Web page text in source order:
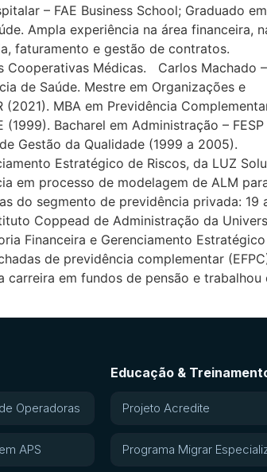
– FAE Business School; Graduado em
Ampla experiência na área financeira,
faturamento e gestão de contratos.
Cooperativas Médicas. Carlos Machado –
de Saúde. Mestre em Organizações e
MBA em Previdência
Bacharel em Administração – FESP
Gestão da Qualidade (1999 a 2005).
Estratégico de Riscos, da LUZ
em processo de modelagem de ALM
do segmento de previdência privada: 19
Coppead de Administração da
Financeira e Gerenciamento
de previdência complementar
em fundos de pensão e trabalhou
Operadoras
APS
Educação &
Projeto Acredite
Programa Migrar